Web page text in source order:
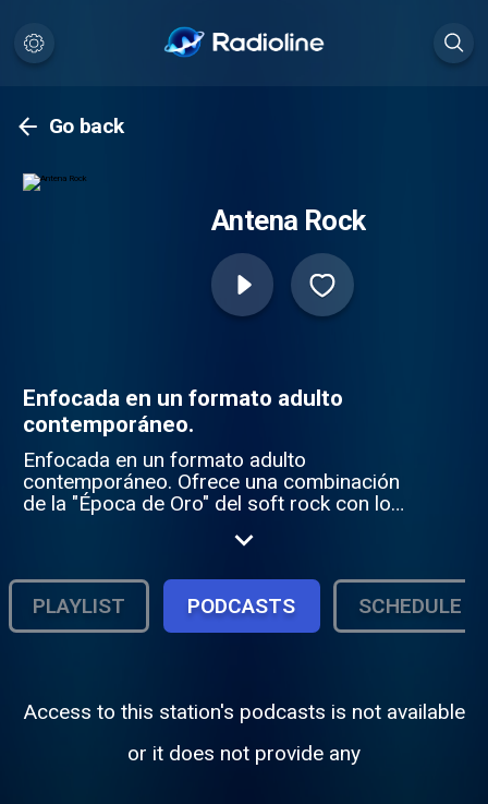
Go back
Antena Rock
Enfocada en un formato adulto
contemporáneo.
Enfocada en un formato adulto
contemporáneo. Ofrece una combinación
de la "Época de Oro" del soft rock con lo
continua. Transmite desde Lima las 24
meticulosamente diseñada para los
amantes de los grandes clásicos del rock y
pop en inglés y español de las décadas de
PLAYLIST PODCASTS SCHEDULE
Access to this station's podcasts is not available
or it does not provide any